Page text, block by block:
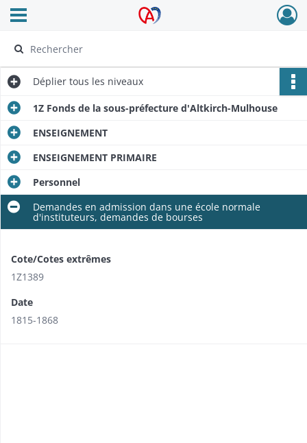
Archives Alsace - Colmar
Ouvrir le menu déroulant
Déplier tous les niveaux
1Z Fonds de la sous-préfecture d'Altkirch-Mulhouse
ENSEIGNEMENT
ENSEIGNEMENT PRIMAIRE
Personnel
Demandes en admission dans une école normale
d'instituteurs, demandes de bourses
Cote/Cotes extrêmes
1Z1389
Date
1815-1868